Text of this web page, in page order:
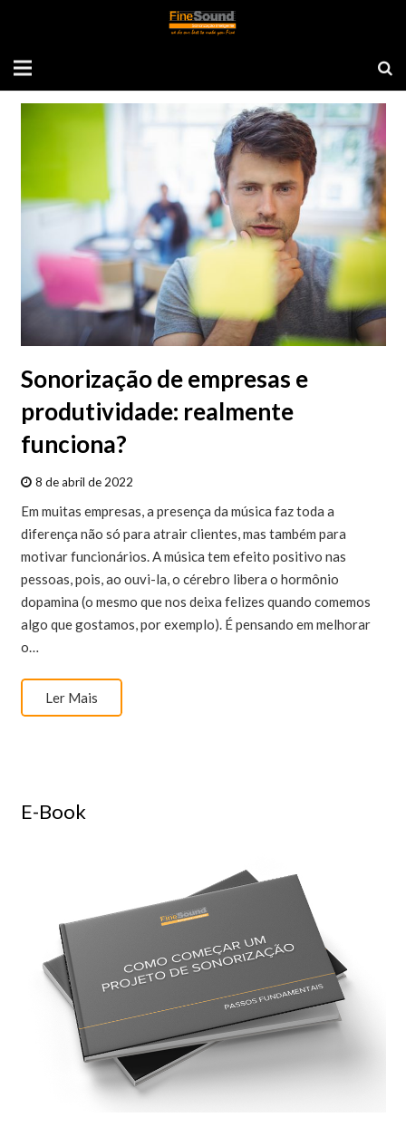
Tag: Sistema modular
Sonorização de empresas e
produtividade: realmente
funciona?
8 de abril de 2022
Em muitas empresas, a presença da música faz toda a
diferença não só para atrair clientes, mas também para
motivar funcionários. A música tem efeito positivo nas
pessoas, pois, ao ouvi-la, o cérebro ​libera o hormônio
dopamina​ (o mesmo que nos deixa felizes quando comemos
algo que gostamos, por exemplo). É pensando em melhorar
o…
Ler Mais
E-Book